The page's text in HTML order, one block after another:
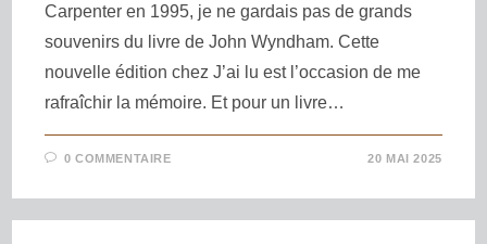
Carpenter en 1995, je ne gardais pas de grands
souvenirs du livre de John Wyndham. Cette
nouvelle édition chez J’ai lu est l’occasion de me
rafraîchir la mémoire. Et pour un livre…
0 COMMENTAIRE 20 MAI 2025